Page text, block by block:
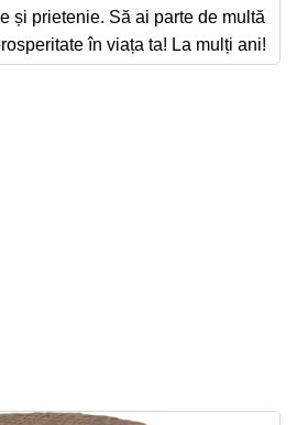
și prietenie. Să ai parte de multă
în viața ta! La mulți ani!